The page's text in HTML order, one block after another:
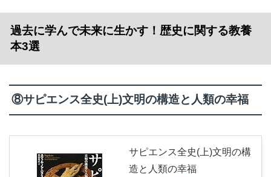
過去に学んで未来に生かす！歴史に関する教養
本3選
⑧サピエンス全史(上)文明の構造と人類の幸福
サピエンス全史(上)文明の構
造と人類の幸福